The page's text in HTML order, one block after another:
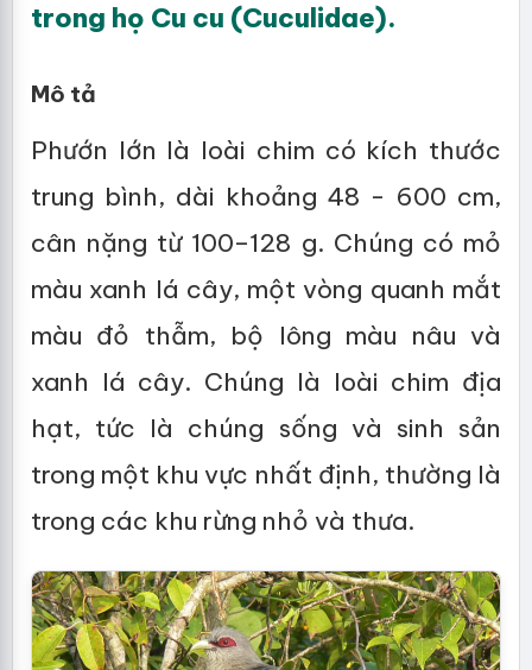
trong họ Cu cu (Cuculidae).
Mô tả
Phướn lớn là loài chim có kích thước
trung bình, dài khoảng 48 - 600 cm,
cân nặng từ 100–128 g. Chúng có mỏ
màu xanh lá cây, một vòng quanh mắt
màu đỏ thẫm, bộ lông màu nâu và
xanh lá cây. Chúng là loài chim địa
hạt, tức là chúng sống và sinh sản
trong một khu vực nhất định, thường là
trong các khu rừng nhỏ và thưa.